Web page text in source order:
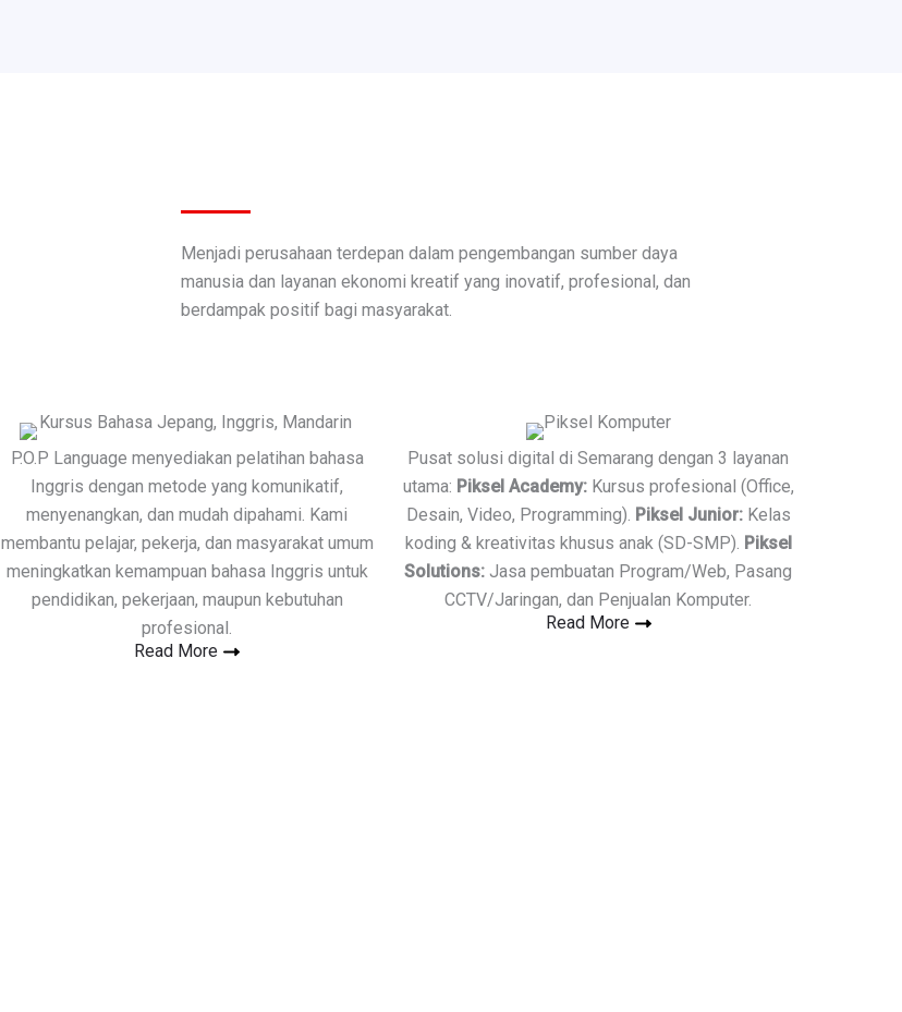
Menjadi perusahaan terdepan dalam pengembangan sumber daya
manusia dan layanan ekonomi kreatif yang inovatif, profesional, dan
berdampak positif bagi masyarakat.
P.O.P Language menyediakan pelatihan bahasa
Inggris dengan metode yang komunikatif,
menyenangkan, dan mudah dipahami. Kami
membantu pelajar, pekerja, dan masyarakat umum
meningkatkan kemampuan bahasa Inggris untuk
pendidikan, pekerjaan, maupun kebutuhan
profesional.
Read More
Pusat solusi digital di Semarang dengan 3 layanan
utama: Piksel Academy:Kursus profesional (Office,
Desain, Video, Programming). Piksel Junior:Kelas
koding & kreativitas khusus anak (SD-SMP). Piksel
Solutions: Jasa pembuatan Program/Web, Pasang
CCTV/Jaringan, dan Penjualan Komputer.
Read More